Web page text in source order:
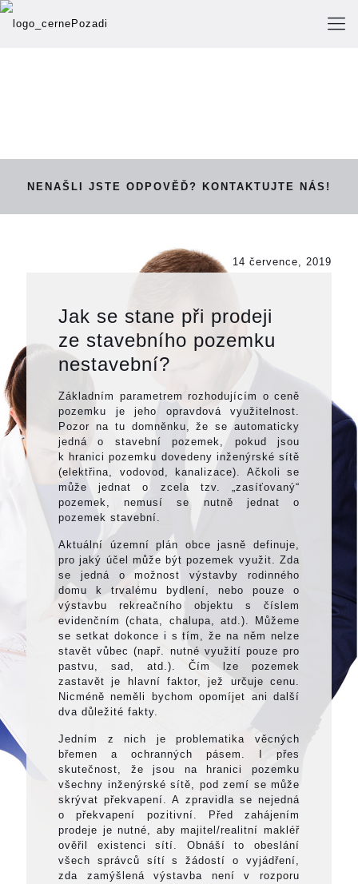
NENAŠLI JSTE ODPOVĚĎ? KONTAKTUJTE NÁS!
14 července, 2019
Jak se stane při prodeji
ze stavebního pozemku
nestavební?
Základním parametrem rozhodujícím o ceně
pozemku je jeho opravdová využitelnost.
Pozor na tu domněnku, že se automaticky
jedná o stavební pozemek, pokud jsou
k hranici pozemku dovedeny inženýrské sítě
(elektřina, vodovod, kanalizace). Ačkoli se
může jednat o zcela tzv. „zasíťovaný“
pozemek, nemusí se nutně jednat o
pozemek stavební.
Aktuální územní plán obce jasně definuje,
pro jaký účel může být pozemek využit. Zda
se jedná o možnost výstavby rodinného
domu k trvalému bydlení, nebo pouze o
výstavbu rekreačního objektu s číslem
evidenčním (chata, chalupa, atd.). Můžeme
se setkat dokonce i s tím, že na něm nelze
stavět vůbec (např. nutné využití pouze pro
pastvu, sad, atd.). Čím lze pozemek
zastavět je hlavní faktor, jež určuje cenu.
Nicméně neměli bychom opomíjet ani další
dva důležité fakty.
Jedním z nich je problematika věcných
břemen a ochranných pásem. I přes
skutečnost, že jsou na hranici pozemku
všechny inženýrské sítě, pod zemí se může
skrývat překvapení. A zpravidla se nejedná
o překvapení pozitivní. Před zahájením
prodeje je nutné, aby majitel/realitní makléř
ověřil existenci sítí. Obnáší to obeslání
všech správců sítí s žádostí o vyjádření,
zda zamýšlená výstavba není v rozporu